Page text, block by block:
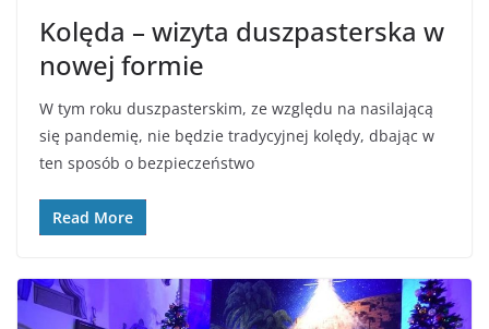
Kolęda – wizyta duszpasterska w
nowej formie
W tym roku duszpasterskim, ze względu na nasilającą
się pandemię, nie będzie tradycyjnej kolędy, dbając w
ten sposób o bezpieczeństwo
Read More